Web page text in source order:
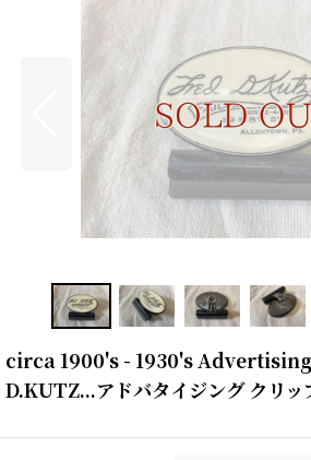
circa 1900's - 1930's
D.KUTZ...アドバタイジング クリッ